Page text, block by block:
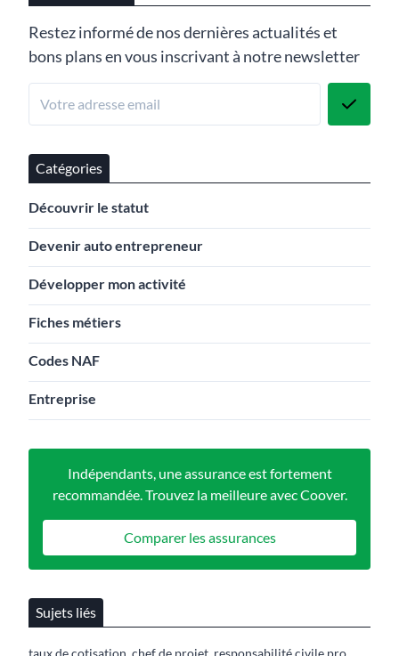
Restez informé de nos dernières actualités et
bons plans en vous inscrivant à notre newsletter
Catégories
Découvrir le statut
Devenir auto entrepreneur
Développer mon activité
Fiches métiers
Codes NAF
Entreprise
Indépendants, une assurance est fortement
recommandée. Trouvez la meilleure avec Coover.
Comparer les assurances
Sujets liés
taux de cotisation chef de projet responsabilité civile pro